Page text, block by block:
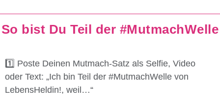
So bist Du Teil der #MutmachWelle
1️⃣ Poste Deinen Mutmach-Satz als Selfie, Video
oder Text: „Ich bin Teil der #MutmachWelle von
LebensHeldin!, weil…“